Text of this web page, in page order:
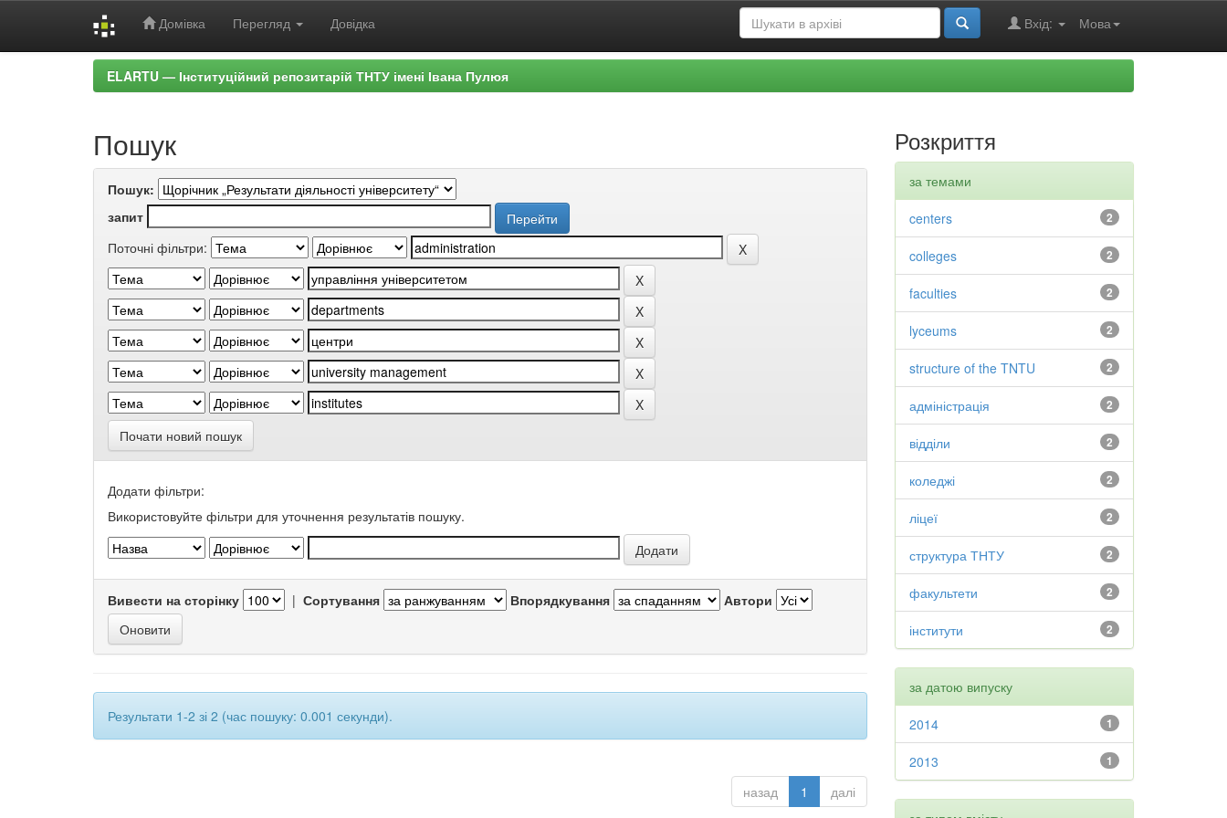
Домівка Перегляд Довідка Мова
Вхід:
ELARTU — Інституційний репозитарій ТНТУ імені Івана Пулюя
Пошук
Пошук:
запит
Поточні фільтри:
Почати новий пошук
Додати фільтри:
Використовуйте фільтри для уточнення результатів пошуку.
Вивести на сторінку | Сортування Впорядкування Автори
Результати 1-2 зі 2 (час пошуку: 0.001 секунди).
назад 1 далі
Розкриття
за темами
2
centers
2
colleges
2
faculties
2
lyceums
2
structure of the TNTU
2
адміністрація
2
відділи
2
коледжі
2
ліцеї
2
структура ТНТУ
2
факультети
2
інститути
за датою випуску
1
2014
1
2013